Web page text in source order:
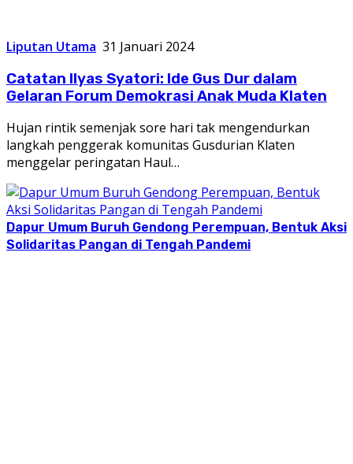
Liputan Utama 31 Januari 2024
Catatan Ilyas Syatori: Ide Gus Dur dalam
Gelaran Forum Demokrasi Anak Muda Klaten
Hujan rintik semenjak sore hari tak mengendurkan
langkah penggerak komunitas Gusdurian Klaten
menggelar peringatan Haul…
Dapur Umum Buruh Gendong Perempuan, Bentuk Aksi
Solidaritas Pangan di Tengah Pandemi